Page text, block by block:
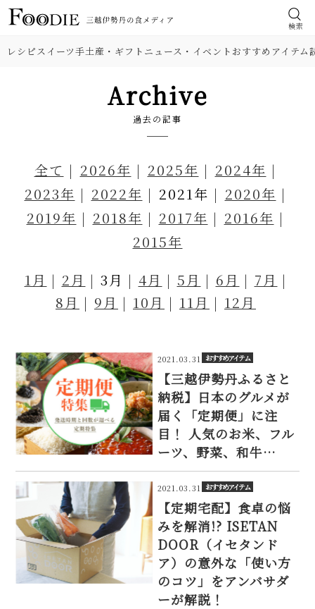
検索
レシピスイーツ手土産・ギフト ニュース・イベントおすすめアイテム
Archive
過去の記事
全て 2026年 2025年
2024年
2023年
2022年 2021年
2020年
2019年
2018年 2017年
2016年
2015年
1月
2月 3月 4月 5月 6月
7月
8月
9月 10月 11月 12月
2021.03.31 おすすめアイテム
【三越伊勢丹ふるさと
納税】日本のグルメが
届く「定期便」に注
目！ 人気のお米、フル
ーツ、野菜、和牛…
2021.03.31 おすすめアイテム
【定期宅配】食卓の悩
みを解消!? ISETAN
DOOR（イセタンド
ア）の意外な「使い方
のコツ」をアンバサダ
ーが解説！